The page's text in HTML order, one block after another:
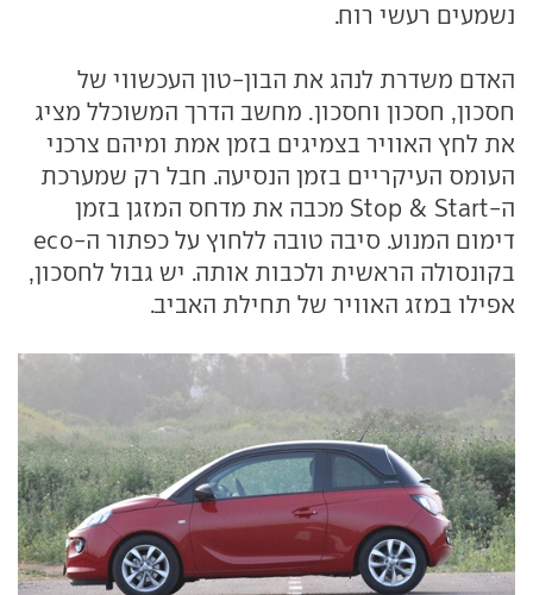
נשמעים רעשי רוח.
האדם משדרת לנהג את הבון-טון העכשווי של
חסכון, חסכון וחסכון. מחשב הדרך המשוכלל מציג
את לחץ האוויר בצמיגים בזמן אמת ומיהם צרכני
העומס העיקריים בזמן הנסיעה. חבל רק שמערכת
ה-Stop & Start מכבה את מדחס המזגן בזמן
דימום המנוע. סיבה טובה ללחוץ על כפתור ה-eco
בקונסולה הראשית ולכבות אותה. יש גבול לחסכון,
אפילו במזג האוויר של תחילת האביב.